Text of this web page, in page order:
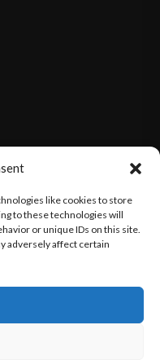
like cookies to store
to these technologies will
or unique IDs on this site.
adversely affect certain
derechos reservados..